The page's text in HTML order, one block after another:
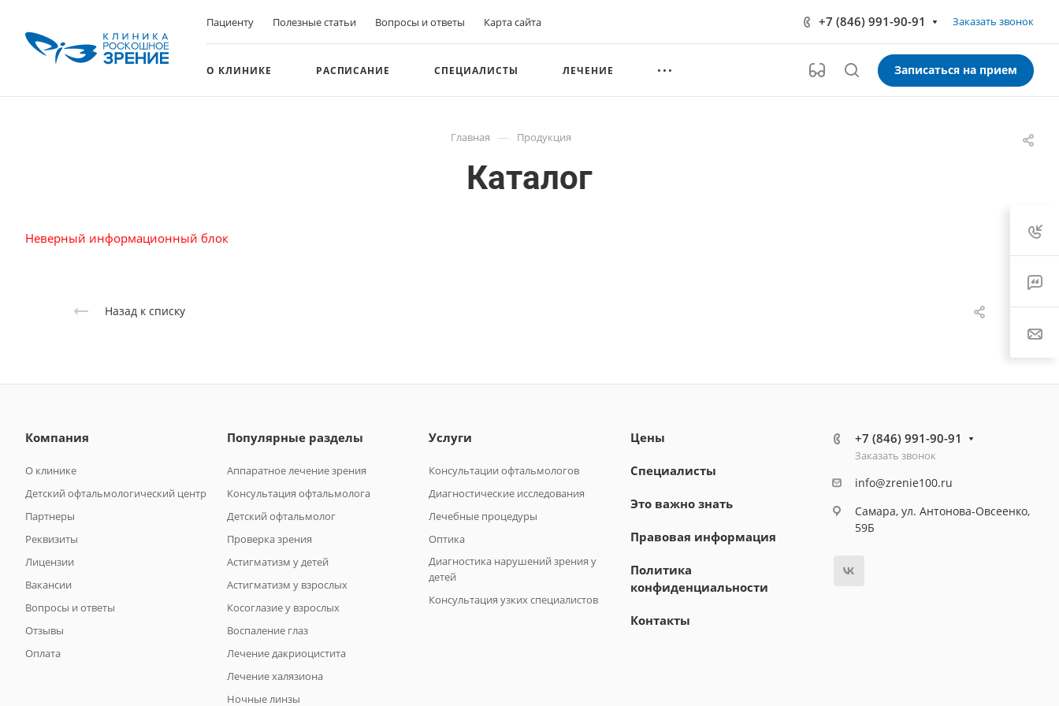
Пациенту Полезные статьи Вопросы и ответы Карта сайта +7 (846) 991-90-91 Заказать звонок
О КЛИНИКЕ РАСПИСАНИЕ СПЕЦИАЛИСТЫ ЛЕЧЕНИЕ Записаться на прием
Главная — Продукция
Каталог
Неверный информационный блок
Назад к списку
Компания
О клинике
Детский офтальмологический центр
Партнеры
Реквизиты
Лицензии
Вакансии
Вопросы и ответы
Отзывы
Оплата
Популярные разделы
Аппаратное лечение зрения
Консультация офтальмолога
Детский офтальмолог
Проверка зрения
Астигматизм у детей
Астигматизм у взрослых
Косоглазие у взрослых
Воспаление глаз
Лечение дакриоцистита
Лечение халязиона
Ночные линзы
Услуги
Консультации офтальмологов
Диагностические исследования
Лечебные процедуры
Оптика
Диагностика нарушений зрения у
детей
Консультация узких специалистов
Цены
Специалисты
Это важно знать
Правовая информация
Политика
конфиденциальности
Контакты
+7 (846) 991-90-91
Заказать звонок
info@zrenie100.ru
Самара, ул. Антонова-Овсеенко,
59Б